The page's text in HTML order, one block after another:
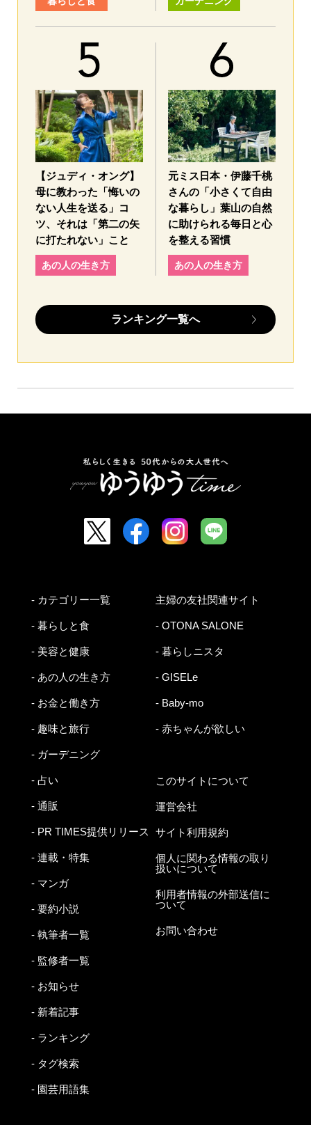
【ジュディ・オング】
母に教わった「悔いの
ない人生を送る」コ
ツ、それは「第二の矢
に打たれない」こと
あの人の生き方
元ミス日本・伊藤千桃
さんの「小さくて自由
な暮らし」葉山の自然
に助けられる毎日と心
を整える習慣
あの人の生き方
ランキング一覧へ
- カテゴリー一覧
- 暮らしと食
- 美容と健康
- あの人の生き方
- お金と働き方
- 趣味と旅行
- ガーデニング
- 占い
- 通販
- PR TIMES提供リリース
- 連載・特集
- マンガ
- 要約小説
- 執筆者一覧
- 監修者一覧
- お知らせ
- 新着記事
- ランキング
- タグ検索
- 園芸用語集
主婦の友社関連サイト
- OTONA SALONE
- 暮らしニスタ
- GISELe
- Baby-mo
- 赤ちゃんが欲しい
このサイトについて
運営会社
サイト利用規約
個人に関わる情報の取り
扱いについて
利用者情報の外部送信に
ついて
お問い合わせ